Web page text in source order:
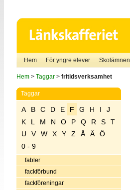
Hem För yngre elever Skolämnen
Hem> Taggar> fritidsverksamhet
Taggar
A B C D E F G H I
J
K
L M N O P Q R S
T
U
V W X Y Z Å Ä
Ö
0 - 9
fabler
fackförbund
fackföreningar